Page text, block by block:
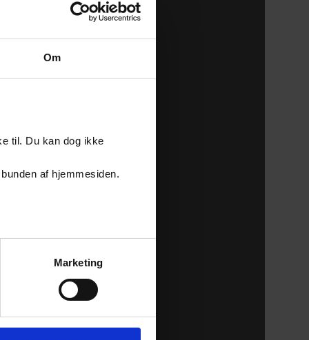
Om
til. Du kan dog ikke
af hjemmesiden.
Marketing